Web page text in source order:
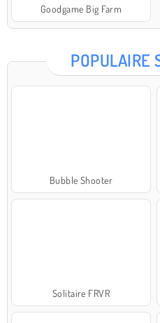
Goodgame Big Farm
POPULAIRE
Bubble Shooter
Solitaire FRVR